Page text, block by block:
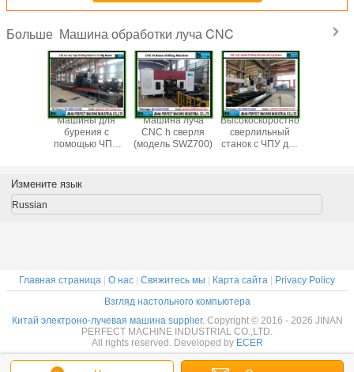
Больше Машина обработки луча CNC
SWZ1250)
Машины для
бурения с
помощью ЧПУ
Машина луча
CNC h сверля
(модель SWZ700)
Высокоскоростной
сверлильный
станок с ЧПУ для
тяжелых
конструкций
Измените язык
Russian
Главная страница | О нас | Свяжитесь мы | Карта сайта | Privacy Policy
Взгляд настольного компьютера
Китай электроно-лучевая машина supplier. Copyright © 2016 - 2026 JINAN
PERFECT MACHINE INDUSTRIAL CO.,LTD.
All rights reserved. Developed by ECER